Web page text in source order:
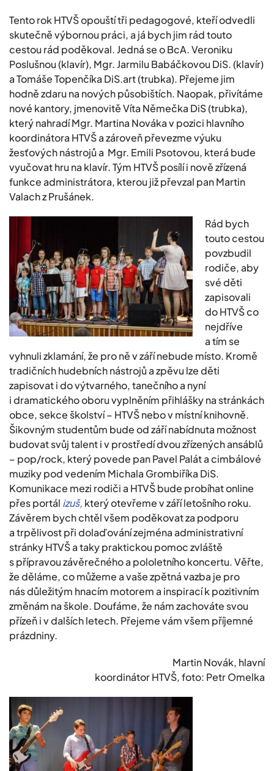
Tento rok HTVŠ opouští tři pedagogové, kteří odvedli
skutečně výbornou práci, a já bych jim rád touto
cestou rád poděkoval. Jedná se o BcA. Veroniku
Poslušnou (klavír), Mgr. Jarmilu Babáčkovou DiS. (klavír)
a Tomáše Topenčíka DiS.art (trubka). Přejeme jim
hodně zdaru na nových působištích. Naopak, přivítáme
nové kantory, jmenovitě Víta Němečka DiS (trubka),
který nahradí Mgr. Martina Nováka v pozici hlavního
koordinátora HTVŠ a zároveň převezme výuku
žesťových nástrojů a Mgr. Emili Psotovou, která bude
vyučovat hru na klavír. Tým HTVŠ posílí i nově zřízená
funkce administrátora, kterou již převzal pan Martin
Valach z Prušánek.
Rád bych
touto cestou
povzbudil
rodiče, aby
své děti
zapisovali
do HTVŠ co
nejdříve
a tím se
vyhnuli zklamání, že pro ně v září nebude místo. Kromě
tradičních hudebních nástrojů a zpěvu lze děti
zapisovat i do výtvarného, tanečního a nyní
i dramatického oboru vyplněním přihlášky na stránkách
obce, sekce školství – HTVŠ nebo v místní knihovně.
Šikovným studentům bude od září nabídnuta možnost
budovat svůj talent i v prostředí dvou zřízených ansáblů
– pop/rock, který povede pan Pavel Palát a cimbálové
muziky pod vedením Michala Grombiříka DiS.
Komunikace mezi rodiči a HTVŠ bude probíhat online
přes portál izuš, který otevřeme v září letošního roku.
Závěrem bych chtěl všem poděkovat za podporu
a trpělivost při dolaďování zejména administrativní
stránky HTVŠ a taky praktickou pomoc zvláště
s přípravou závěrečného a pololetního koncertu. Věřte,
že děláme, co můžeme a vaše zpětná vazba je pro
nás důležitým hnacím motorem a inspirací k pozitivním
změnám na škole. Doufáme, že nám zachováte svou
přízeň i v dalších letech. Přejeme vám všem příjemné
prázdniny.
Martin Novák, hlavní
koordinátor HTVŠ, foto: Petr Omelka